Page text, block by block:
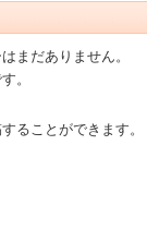
まだありません。
。
ることができます。